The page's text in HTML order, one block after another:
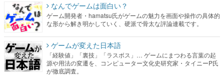
なんでゲームは面白い？
ゲーム開発者・hamatsu氏がゲームの魅力を画面や操作の具体的
な形から解き明かしていく、硬派で骨太な評論連載です。
ゲームが変えた日本語
「経験値」「裏技」「ラスボス」… ゲームにまつわる言葉の起
源や用法の変遷を、コンピューター文化史研究家・タイニーP氏
が徹底調査。